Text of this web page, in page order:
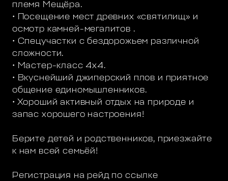
племя Мещёра.
• Посещение мест древних «святилищ» и
осмотр камней-мегалитов .
• Спецучастки с бездорожьем различной
сложности.
• Мастер-класс 4х4.
• Вкуснейший джиперский плов и приятное
общение единомышленников.
• Хороший активный отдых на природе и
запас хорошего настроения!
Берите детей и родственников, приезжайте
к нам всей семьёй!
Регистрация на рейд по ссылке